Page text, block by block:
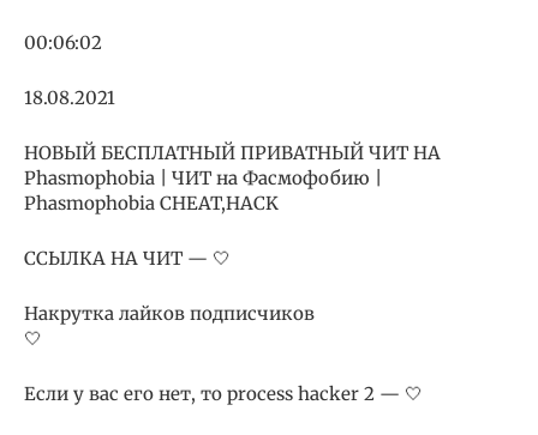
00:06:02
18.08.2021
НОВЫЙ БЕСПЛАТНЫЙ ПРИВАТНЫЙ ЧИТ НА
Phasmophobia | ЧИТ на Фасмофобию |
Phasmophobia CHEAT,HACK
ССЫЛКА НА ЧИТ — 🤍
Накрутка лайков подписчиков
🤍
Если у вас его нет, то process hacker 2 — 🤍